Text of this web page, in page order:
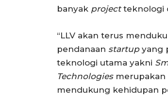
banyak projectteknologi
“LLV akan terus
pendanaan startupyang
teknologi utama yakni
Technologiesmerupakan
mendukung kehidupan